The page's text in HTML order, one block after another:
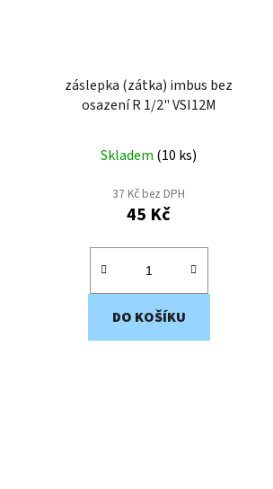
záslepka (zátka) imbus bez
osazení R 1/2" VSI12M
Skladem (10 ks)
37 Kč bez DPH
45 Kč
DO KOŠÍKU